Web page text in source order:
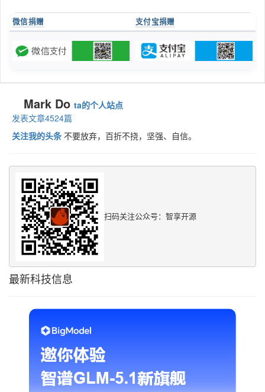
微信捐赠 支付宝捐赠
Mark Do ta的个人站点
发表文章4524篇
关注我的头条 不要放弃，百折不挠，坚强、自信。
扫码关注公众号：智享开源
最新科技信息